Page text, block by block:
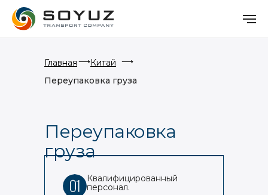
Главная⟶Китай ⟶
Переупаковка груза
Переупаковка
груза
Квалифицированный
персонал.